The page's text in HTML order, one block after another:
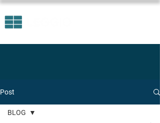
Post
BLOG